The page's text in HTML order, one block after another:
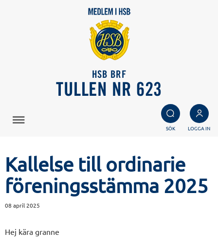
HSB BRF
TULLEN NR 623
SÖK LOGGA IN
Kallelse till ordinarie
föreningsstämma 2025
08 april 2025
Hej kära granne